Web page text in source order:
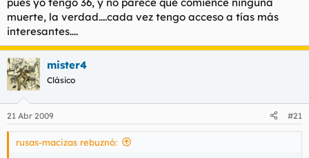
muerte, la verdad....cada vez tengo acceso a tías más
interesantes....
mister4
Clásico
21 Abr 2009 #21
rusas-macizas rebuznó: